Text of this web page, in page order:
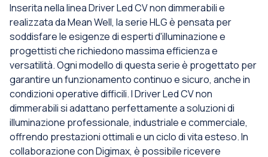
Inserita nella linea Driver Led CV non dimmerabili e
realizzata da Mean Well, la serie HLG è pensata per
soddisfare le esigenze di esperti d'illuminazione e
progettisti che richiedono massima efficienza e
versatilità. Ogni modello di questa serie è progettato per
garantire un funzionamento continuo e sicuro, anche in
condizioni operative difficili. I Driver Led CV non
dimmerabili si adattano perfettamente a soluzioni di
illuminazione professionale, industriale e commerciale,
offrendo prestazioni ottimali e un ciclo di vita esteso. In
collaborazione con Digimax, è possibile ricevere